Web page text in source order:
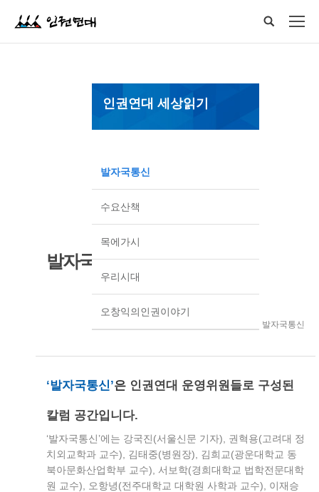
인권연대 세상읽기
발자국통신
수요산책
목에가시
우리시대
오창익의인권이야기
발자국통신
> 인권연대세상읽기 > 발자국통신
‘발자국통신’은 인권연대 운영위원들로 구성된
칼럼 공간입니다.
‘발자국통신’에는 강국진(서울신문 기자), 권혁용(고려대 정
치외교학과 교수), 김태중(병원장), 김희교(광운대학교 동
북아문화산업학부 교수), 서보학(경희대학교 법학전문대학
원 교수), 오항녕(전주대학교 대학원 사학과 교수), 이재승